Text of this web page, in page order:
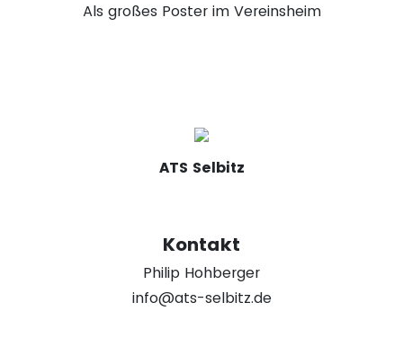
Als großes Poster im Vereinsheim
ATS Selbitz
Kontakt
Philip Hohberger
info@ats-selbitz.de